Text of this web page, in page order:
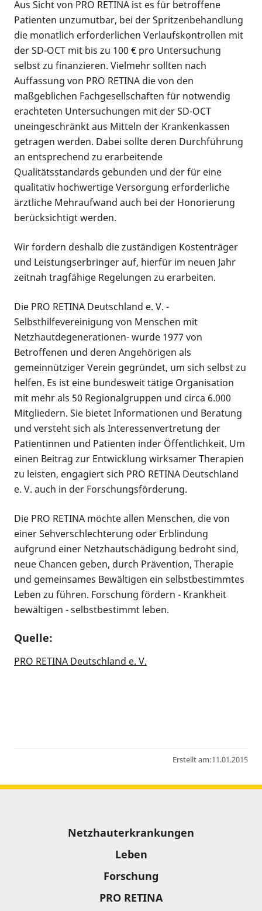
Aus Sicht von PRO RETINA ist es für betroffene
Patienten unzumutbar, bei der Spritzenbehandlung
die monatlich erforderlichen Verlaufskontrollen mit
der SD-OCT mit bis zu 100 € pro Untersuchung
selbst zu finanzieren. Vielmehr sollten nach
Auffassung von PRO RETINA die von den
maßgeblichen Fachgesellschaften für notwendig
erachteten Untersuchungen mit der SD-OCT
uneingeschränkt aus Mitteln der Krankenkassen
getragen werden. Dabei sollte deren Durchführung
an entsprechend zu erarbeitende
Qualitätsstandards gebunden und der für eine
qualitativ hochwertige Versorgung erforderliche
ärztliche Mehraufwand auch bei der Honorierung
berücksichtigt werden.
Wir fordern deshalb die zuständigen Kostenträger
und Leistungserbringer auf, hierfür im neuen Jahr
zeitnah tragfähige Regelungen zu erarbeiten.
Die PRO RETINA Deutschland e. V. -
Selbsthilfevereinigung von Menschen mit
Netzhautdegenerationen- wurde 1977 von
Betroffenen und deren Angehörigen als
gemeinnütziger Verein gegründet, um sich selbst zu
helfen. Es ist eine bundesweit tätige Organisation
mit mehr als 50 Regionalgruppen und circa 6.000
Mitgliedern. Sie bietet Informationen und Beratung
und versteht sich als Interessenvertretung der
Patientinnen und Patienten inder Öffentlichkeit. Um
einen Beitrag zur Entwicklung wirksamer Therapien
zu leisten, engagiert sich PRO RETINA Deutschland
e. V. auch in der Forschungsförderung.
Die PRO RETINA möchte allen Menschen, die von
einer Sehverschlechterung oder Erblindung
aufgrund einer Netzhautschädigung bedroht sind,
neue Chancen geben, durch Prävention, Therapie
und gemeinsames Bewältigen ein selbstbestimmtes
Leben zu führen. Forschung fördern - Krankheit
bewältigen - selbstbestimmt leben.
Quelle:
PRO RETINA Deutschland e. V.
Erstellt am:11.01.2015
Netzhauterkrankungen
Leben
Forschung
PRO RETINA